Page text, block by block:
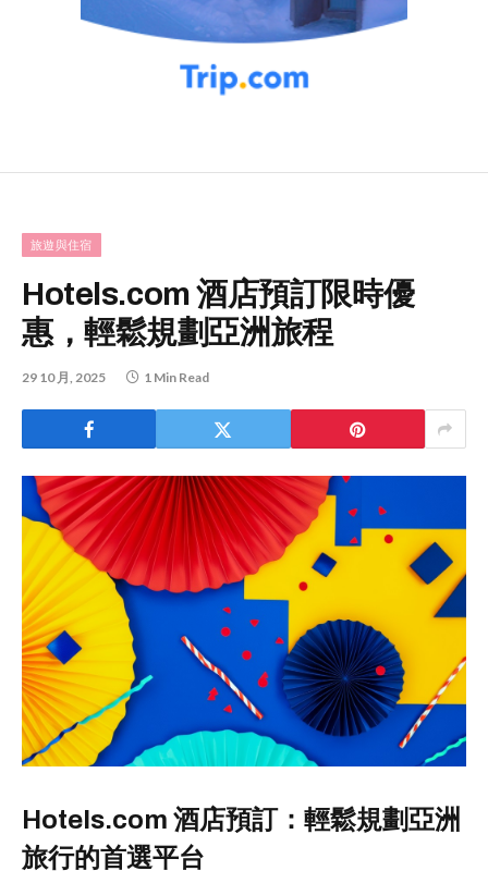
旅遊與住宿
Hotels.com 酒店預訂限時優
惠，輕鬆規劃亞洲旅程
29 10 月, 2025 1 Min Read
Hotels.com 酒店預訂：輕鬆規劃亞洲
旅行的首選平台